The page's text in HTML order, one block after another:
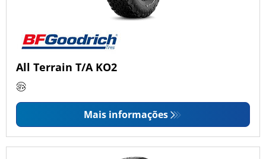
All Terrain T/A KO2
Mais informações